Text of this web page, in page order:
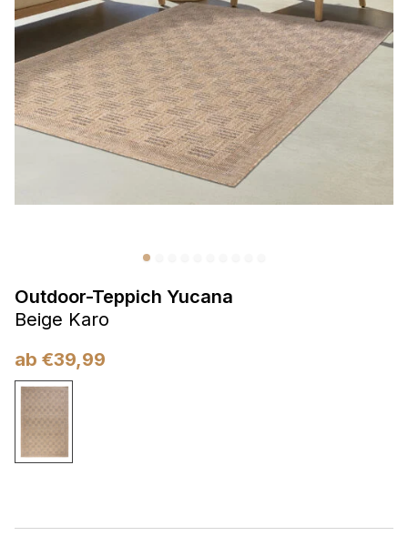
Outdoor-Teppich Yucana
Beige Karo
ab €39,99
Präferenzen
Präferenz-Cookies ermöglichen es einer Website,
Informationen zu speichern, die die Art und Weise ändern,
wie die Website aussieht oder funktioniert, wie zum Beispiel
Ihre bevorzugte Sprache oder die Region, in der Sie sich
befinden.
Marketing
Marketing-Cookies werden verwendet, um Benutzer über
Websites hinweg zu verfolgen. Das Ziel ist es, Anzeigen
anzuzeigen, die für den einzelnen Benutzer relevant und
ansprechend sind und somit wertvoller für Herausgeber und
Werbetreibende Dritter sind.
Nicht kategorisiert.
wurden.